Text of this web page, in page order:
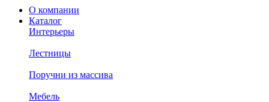
О компании
Каталог
Интерьеры
Лестницы
Поручни из массива
Мебель